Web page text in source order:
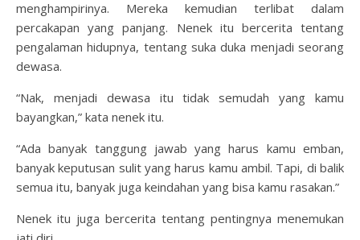
menghampirinya. Mereka kemudian terlibat dalam
percakapan yang panjang. Nenek itu bercerita tentang
pengalaman hidupnya, tentang suka duka menjadi seorang
dewasa.
“Nak, menjadi dewasa itu tidak semudah yang kamu
bayangkan,” kata nenek itu.
“Ada banyak tanggung jawab yang harus kamu emban,
banyak keputusan sulit yang harus kamu ambil. Tapi, di balik
semua itu, banyak juga keindahan yang bisa kamu rasakan.”
Nenek itu juga bercerita tentang pentingnya menemukan